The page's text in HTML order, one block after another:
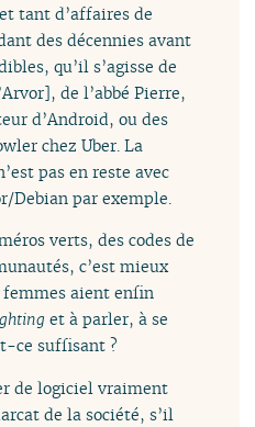
tant d’affaires de
des décennies avant
qu’il s’agisse de
de l’abbé Pierre,
d’Android, ou des
chez Uber. La
pas en reste avec
Debian par exemple.
verts, des codes de
c’est mieux
femmes aient enfin
et à parler, à se
ce suffisant ?
de logiciel vraiment
de la société, s’il